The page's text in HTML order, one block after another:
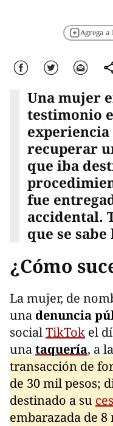
Agrega a
Facebook Twitter Correo
Una mujer
testimonio
recuperar
que iba
fue
accidental.
que se
¿Cómo
La mujer, de
una denuncia
socialTikTok el
unataquería, a
transacción de
de 30 mil pesos;
destinado a su
embarazada de 8